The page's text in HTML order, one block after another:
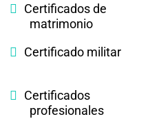
Certificados de
matrimonio
Certificado militar
Certificados
profesionales